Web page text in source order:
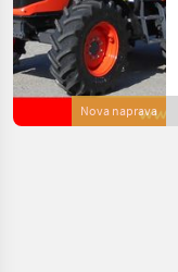
Nova naprava